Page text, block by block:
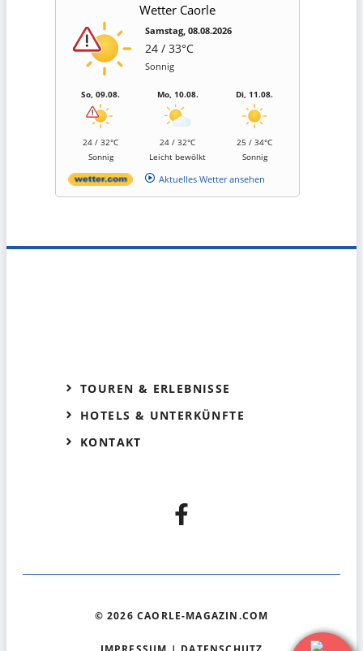
Wetter Caorle
Samstag, 08.08.2026
24 / 33°C
Sonnig
So, 09.08.
24 / 32°C
Sonnig
Mo, 10.08.
24 / 32°C
Leicht bewölkt
Di, 11.08.
25 / 34°C
Sonnig
Aktuelles Wetter ansehen
TOUREN & ERLEBNISSE
HOTELS & UNTERKÜNFTE
KONTAKT
© 2026 CAORLE-MAGAZIN.COM